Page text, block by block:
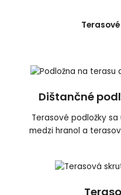
Dištančné
Terasové podložky sa
medzi hranol a